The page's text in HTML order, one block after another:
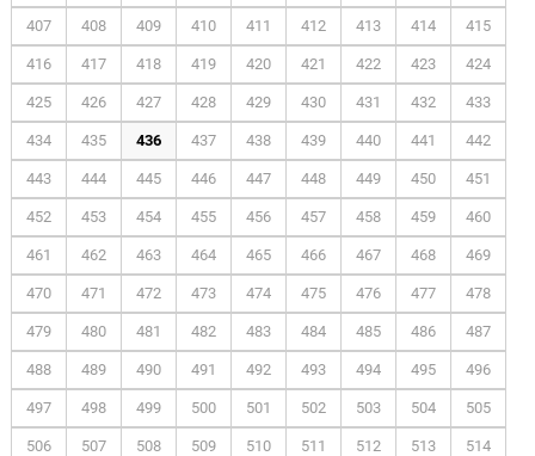
407 408 409 410 411 412 413 414 415
416 417 418 419 420 421 422 423 424
425 426 427 428 429 430 431 432 433
434 435 436 437 438 439 440 441 442
443 444 445 446 447 448 449 450 451
452 453 454 455 456 457 458 459 460
461 462 463 464 465 466 467 468 469
470 471 472 473 474 475 476 477 478
479 480 481 482 483 484 485 486 487
488 489 490 491 492 493 494 495 496
497 498 499 500 501 502 503 504 505
506 507 508 509 510 511 512 513 514